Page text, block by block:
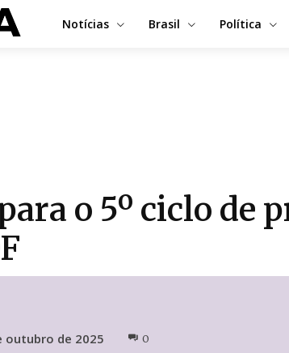
Notícias Brasil Política
o 5º ciclo de
outubro de 2025 0